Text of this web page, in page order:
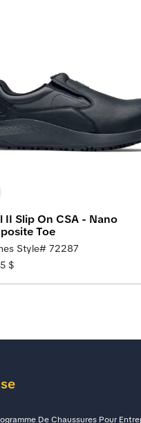
II Slip On CSA - Nano
Toe
Style# 72287
$
De Chaussures Pour